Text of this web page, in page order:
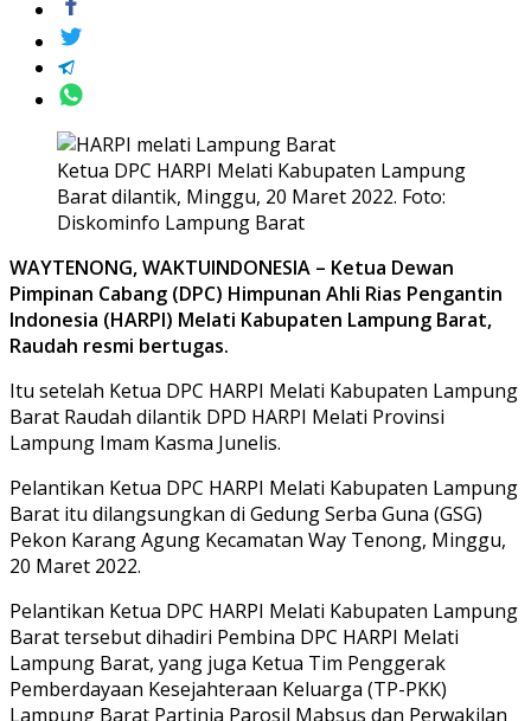
Ketua DPC HARPI Melati Kabupaten Lampung
Barat dilantik, Minggu, 20 Maret 2022. Foto:
Diskominfo Lampung Barat
WAYTENONG, WAKTUINDONESIA – Ketua Dewan
Pimpinan Cabang (DPC) Himpunan Ahli Rias Pengantin
Indonesia (HARPI) Melati Kabupaten Lampung Barat,
Raudah resmi bertugas.
Itu setelah Ketua DPC HARPI Melati Kabupaten Lampung
Barat Raudah dilantik DPD HARPI Melati Provinsi
Lampung Imam Kasma Junelis.
Pelantikan Ketua DPC HARPI Melati Kabupaten Lampung
Barat itu dilangsungkan di Gedung Serba Guna (GSG)
Pekon Karang Agung Kecamatan Way Tenong, Minggu,
20 Maret 2022.
Pelantikan Ketua DPC HARPI Melati Kabupaten Lampung
Barat tersebut dihadiri Pembina DPC HARPI Melati
Lampung Barat, yang juga Ketua Tim Penggerak
Pemberdayaan Kesejahteraan Keluarga (TP-PKK)
Lampung Barat Partinia Parosil Mabsus dan Perwakilan